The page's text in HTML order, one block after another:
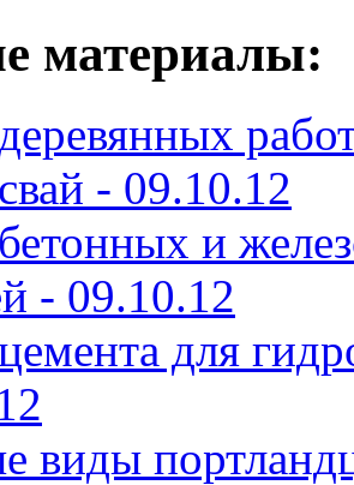
материалы:
- 09.10.12
и
- 09.10.12
для
виды